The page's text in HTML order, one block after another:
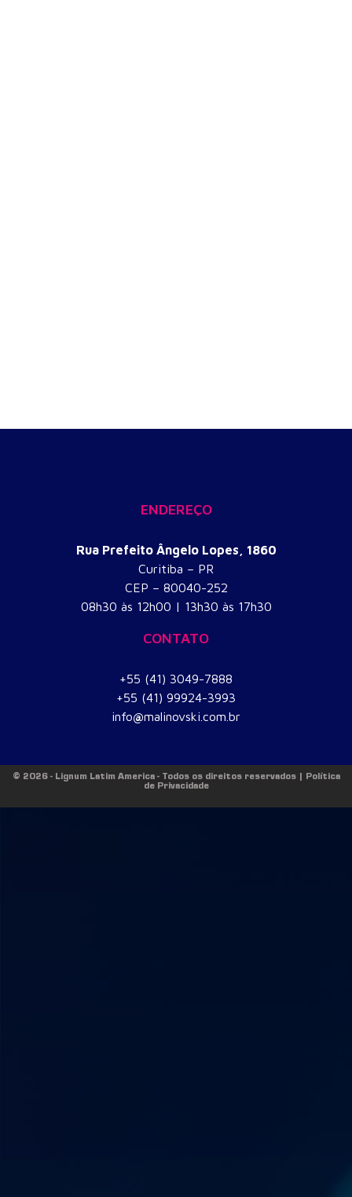
ENDEREÇO
Rua Prefeito Ângelo Lopes, 1860
Curitiba – PR
CEP – 80040-252
​08h30 às 12h00 | 13h30 às 17h30
CONTATO
+55 (41) 3049-7888
+55 (41) 99924-3993
info@malinovski.com.br
© 2026 - Lignum Latim America - Todos os direitos reservados | Política
de Privacidade